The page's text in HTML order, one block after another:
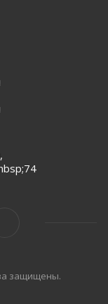
защищены.